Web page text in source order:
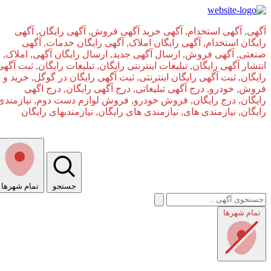
صفحه اصلی
آگهی, آگهی استخدام, آگهی خرید آگهی فروش, آگهی رایگان, آگهی
رایگان استخدام, آگهی رایگان املاک, آگهی رایگان خدمات, آگهی
صنعتی, آگهی فروش, ارسال آگهی جدید, ارسال رایگان آگهی, املاک,
انتشار آگهی رایگان, تبلیغات اینترنتی رایگان, تبلیغات رایگان, ثبت آگهی
رایگان, ثبت آگهی رایگان اینترنتی, ثبت آگهی رایگان در گوگل, خرید و
فروش, خودرو, درج آگهی تبلیغاتی, درج آگهی رایگان, درج اگهی
رایگان, درج رایگان, فروش خودرو, فروش لوازم دست دوم, نیازمندی
رایگان, نیازمندی های, نیازمندی‌ های رایگان, نیازمندیهای رایگان
تمام شهر‌ها جستجو
تمام شهر‌ها